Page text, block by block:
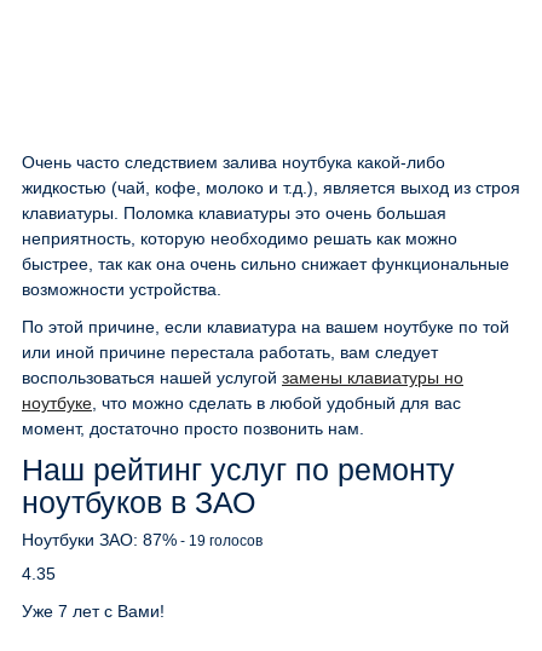
Очень часто следствием залива ноутбука какой-либо
жидкостью (чай, кофе, молоко и т.д.), является выход из строя
клавиатуры. Поломка клавиатуры это очень большая
неприятность, которую необходимо решать как можно
быстрее, так как она очень сильно снижает функциональные
возможности устройства.
По этой причине, если клавиатура на вашем ноутбуке по той
или иной причине перестала работать, вам следует
воспользоваться нашей услугой замены клавиатуры но
ноутбуке , что можно сделать в любой удобный для вас
момент, достаточно просто позвонить нам.
Наш рейтинг услуг по ремонту
ноутбуков в ЗАО
Ноутбуки ЗАО: 87% - 19 голосов
4.35
Уже 7 лет с Вами!